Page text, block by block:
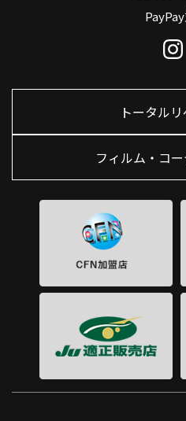
トータル
フィルム・コ